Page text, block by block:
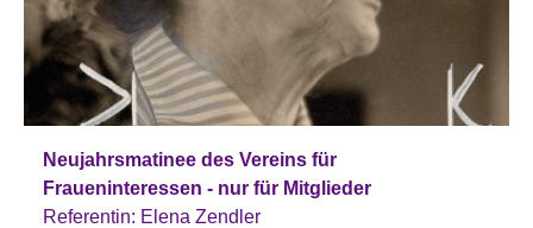
Neujahrsmatinee des Vereins für
Fraueninteressen - nur für Mitglieder
Referentin: Elena Zendler